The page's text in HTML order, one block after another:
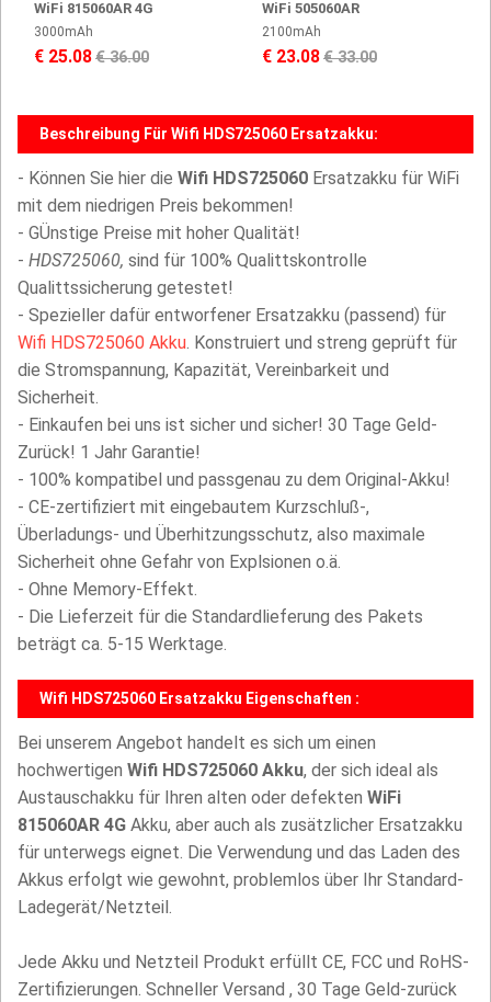
WiFi 815060AR 4G
3000mAh
€ 25.08€ 36.00
WiFi 505060AR
2100mAh
€ 23.08€ 33.00
Beschreibung Für Wifi HDS725060 Ersatzakku:
- Können Sie hier die Wifi HDS725060 Ersatzakku für WiFi
mit dem niedrigen Preis bekommen!
- GÜnstige Preise mit hoher Qualität!
- HDS725060, sind für 100% Qualittskontrolle
Qualittssicherung getestet!
- Spezieller dafür entworfener Ersatzakku (passend) für
Wifi HDS725060 Akku. Konstruiert und streng geprüft für
die Stromspannung, Kapazität, Vereinbarkeit und
Sicherheit.
- Einkaufen bei uns ist sicher und sicher! 30 Tage Geld-
Zurück! 1 Jahr Garantie!
- 100% kompatibel und passgenau zu dem Original-Akku!
- CE-zertifiziert mit eingebautem Kurzschluß-,
Überladungs- und Überhitzungsschutz, also maximale
Sicherheit ohne Gefahr von Explsionen o.ä.
- Ohne Memory-Effekt.
- Die Lieferzeit für die Standardlieferung des Pakets
beträgt ca. 5-15 Werktage.
Wifi HDS725060 Ersatzakku Eigenschaften :
Bei unserem Angebot handelt es sich um einen
hochwertigen Wifi HDS725060 Akku, der sich ideal als
Austauschakku für Ihren alten oder defekten WiFi
815060AR 4G Akku, aber auch als zusätzlicher Ersatzakku
für unterwegs eignet. Die Verwendung und das Laden des
Akkus erfolgt wie gewohnt, problemlos über Ihr Standard-
Ladegerät/Netzteil.
Jede Akku und Netzteil Produkt erfüllt CE, FCC und RoHS-
Zertifizierungen. Schneller Versand , 30 Tage Geld-zurück